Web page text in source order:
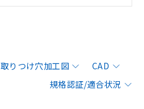
取りつけ穴加工図
CAD
規格認証/適合状況